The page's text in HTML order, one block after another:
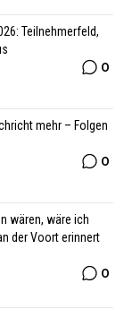
Teilnehmerfeld,
0
mehr – Folgen
0
wären, wäre ich
der Voort erinnert
0